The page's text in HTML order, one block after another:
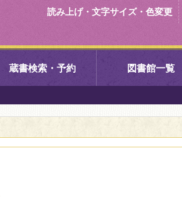
読み上げ・文字サイズ・色変更
蔵書検索・予約 図書館一覧
右京中央図書館 伏
左京図書館 岩